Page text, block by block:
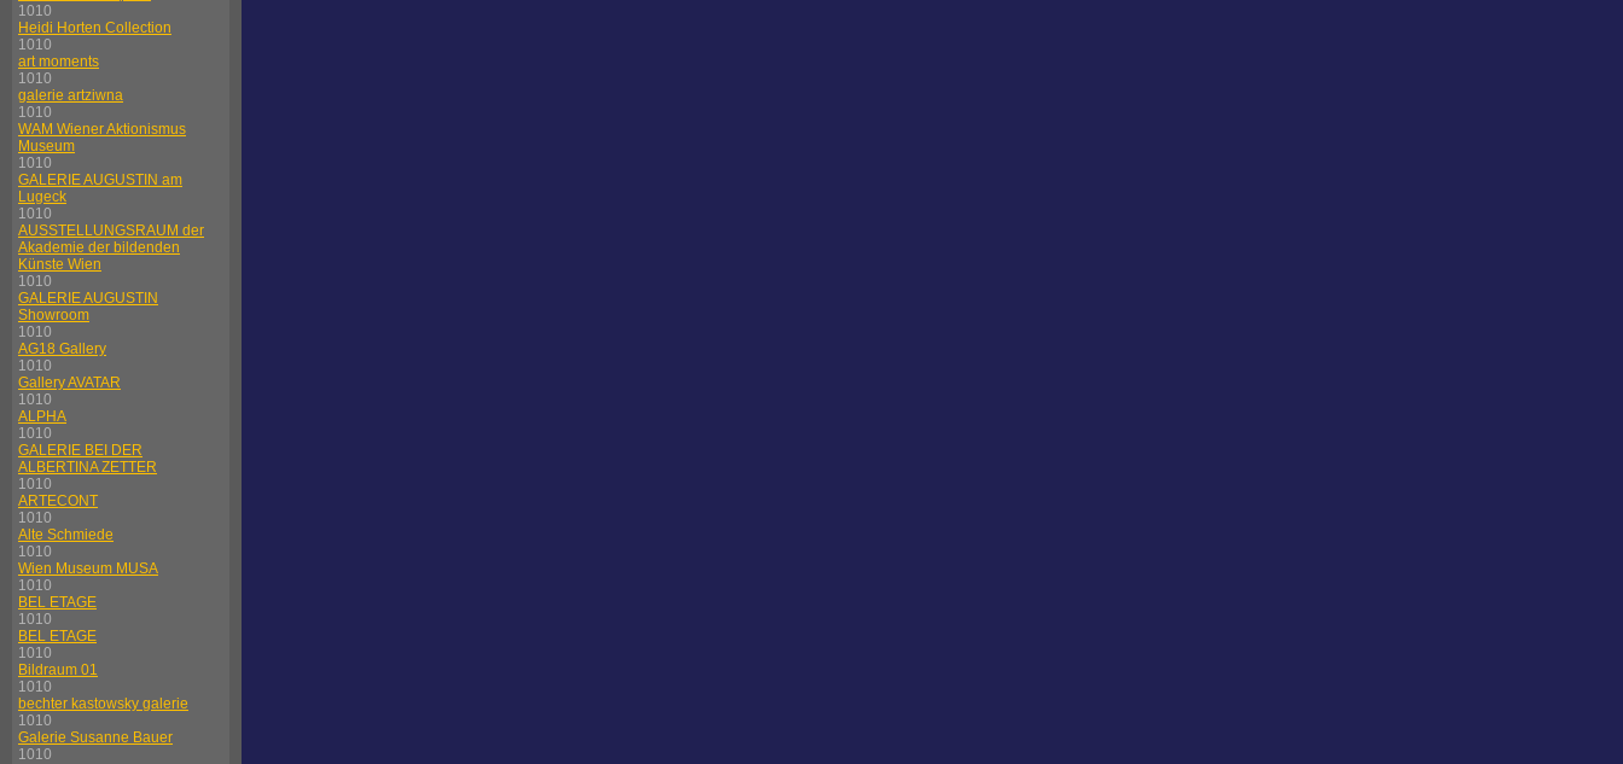
1010
Heidi Horten Collection
1010
art moments
1010
galerie artziwna
1010
WAM Wiener Aktionismus
Museum
1010
GALERIE AUGUSTIN am
Lugeck
1010
AUSSTELLUNGSRAUM der
Akademie der bildenden
Künste Wien
1010
GALERIE AUGUSTIN
Showroom
1010
AG18 Gallery
1010
Gallery AVATAR
1010
ALPHA
1010
GALERIE BEI DER
ALBERTINA ZETTER
1010
ARTECONT
1010
Alte Schmiede
1010
Wien Museum MUSA
1010
BEL ETAGE
1010
BEL ETAGE
1010
Bildraum 01
1010
bechter kastowsky galerie
1010
Galerie Susanne Bauer
1010